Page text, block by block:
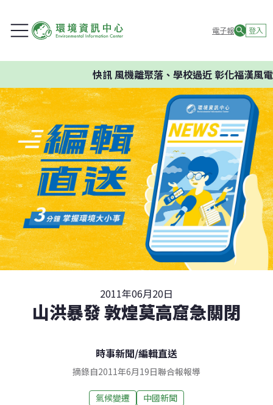
電子報 登入
快訊風機離聚落、學校過近 彰化福漢風電
2011年06月20日
山洪暴發 敦煌莫高窟急關閉
時事新聞/編輯直送
摘錄自2011年6月19日聯合報報導
氣候變遷 中國新聞